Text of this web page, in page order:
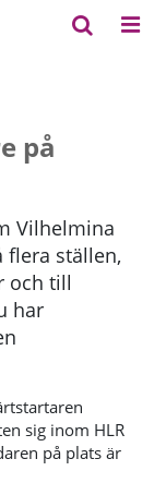
på
Vilhelmina
ställen,
och till
har
sig inom HLR
på plats är